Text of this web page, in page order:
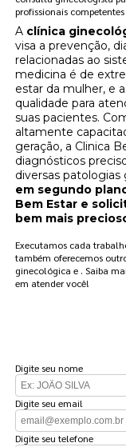
profissionais
A clínica
visa a prevenção,
relacionadas ao
medicina é de
estar da mulher, e
qualidade para
suas pacientes.
altamente
geração, a Clinica
diagnósticos
diversas patologias
em segundo
Bem Estar e
bem mais
Executamos cada
também oferecemos
ginecológica e . Saiba
em atender você!
Digite seu nome
Digite seu email
Digite seu telefone